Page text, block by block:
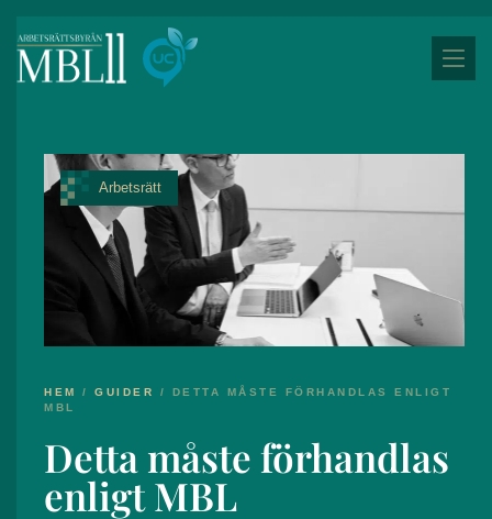
HEM / GUIDER / DETTA MÅSTE FÖRHANDLAS ENLIGT
MBL
Detta måste förhandlas
enligt MBL
Arbetsrätt